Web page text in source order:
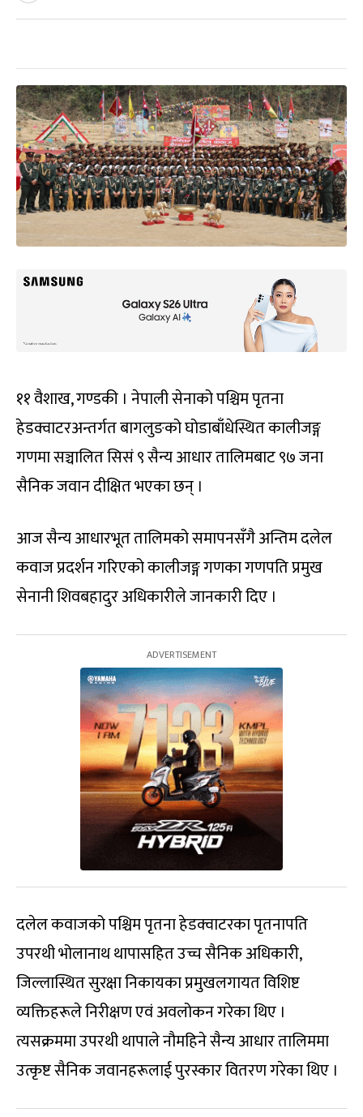
११ वैशाख, गण्डकी । नेपाली सेनाको पश्चिम पृतना
हेडक्वाटरअन्तर्गत बागलुङको घोडाबाँधेस्थित कालीजङ्ग
गणमा सञ्चालित सिसं ९ सैन्य आधार तालिमबाट ९७ जना
सैनिक जवान दीक्षित भएका छन् ।
आज सैन्य आधारभूत तालिमको समापनसँगै अन्तिम दलेल
कवाज प्रदर्शन गरिएको कालीजङ्ग गणका गणपति प्रमुख
सेनानी शिवबहादुर अधिकारीले जानकारी दिए ।
दलेल कवाजको पश्चिम पृतना हेडक्वाटरका पृतनापति
उपरथी भोलानाथ थापासहित उच्च सैनिक अधिकारी,
जिल्लास्थित सुरक्षा निकायका प्रमुखलगायत विशिष्ट
व्यक्तिहरूले निरीक्षण एवं अवलोकन गरेका थिए ।
त्यसक्रममा उपरथी थापाले नौमहिने सैन्य आधार तालिममा
उत्कृष्ट सैनिक जवानहरूलाई पुरस्कार वितरण गरेका थिए ।